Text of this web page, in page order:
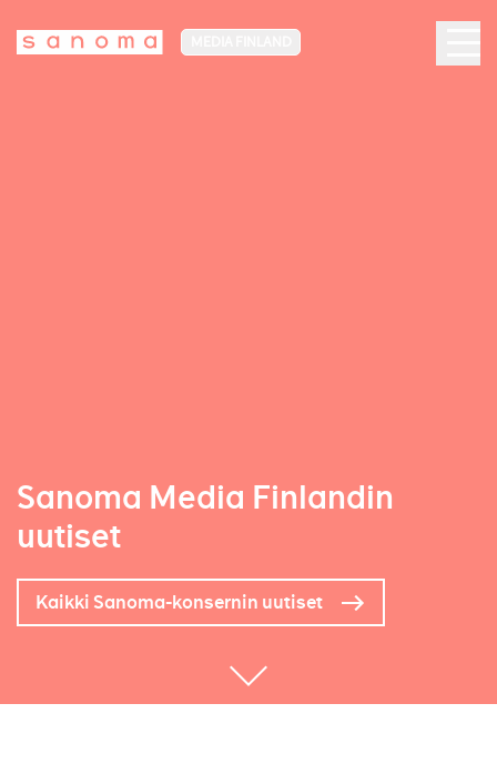
Sanoma Media Finlandin
uutiset
Kaikki Sanoma-konsernin uutiset